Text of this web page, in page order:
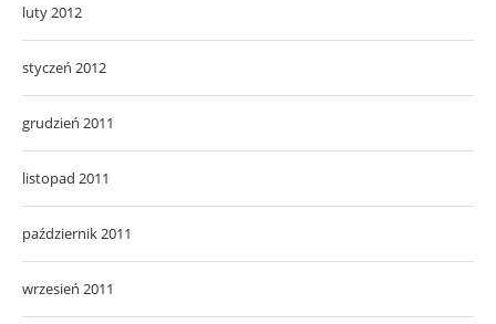
luty 2012
styczeń 2012
grudzień 2011
listopad 2011
październik 2011
wrzesień 2011